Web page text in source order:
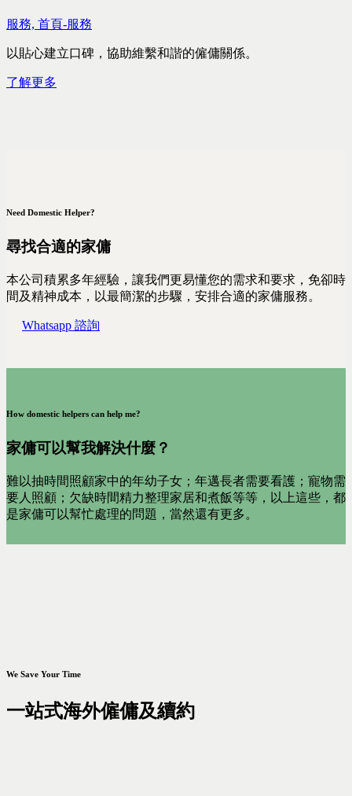
服務, 首頁-服務
以貼心建立口碑，協助維繫和諧的僱傭關係。
了解更多
Need Domestic Helper?
尋找合適的家傭
本公司積累多年經驗，讓我們更易懂您的需求和要求，免卻時
間及精神成本，以最簡潔的步驟，安排合適的家傭服務。
Whatsapp 諮詢
How domestic helpers can help me?
家傭可以幫我解決什麼？
難以抽時間照顧家中的年幼子女；年邁長者需要看護；寵物需
要人照顧；欠缺時間精力整理家居和煮飯等等，以上這些，都
是家傭可以幫忙處理的問題，當然還有更多。
We Save Your Time
一站式海外僱傭及續約